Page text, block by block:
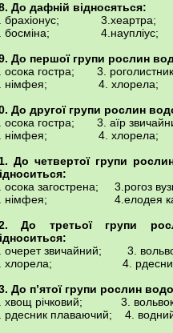
До дафній відносяться:
брахіонус; 3.хеартра;
босміна; 4.наупліус;
До першої групи рослин
осока гостра; 3.
німфея; 4. хлорела;
До другої групи рослин
осока гостра; 3. аїр
німфея; 4. хлорела;
До четвертої групи
осока загострена; 3.рогоз
німфея; 4.елодея
До третьої групи
очерет звичайний; 3.
хлорела; 4. рдесник
До п’ятої групи рослин
хвощ річковий; 3.
рдесник плаваючий; 4. водний